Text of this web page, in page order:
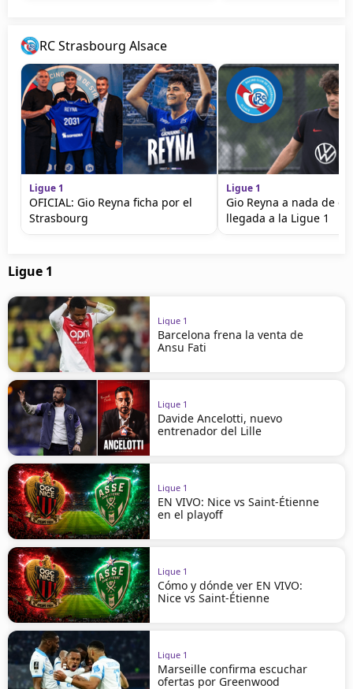
RC Strasbourg Alsace
Ligue 1
OFICIAL: Gio Reyna ficha por el
Strasbourg
Ligue 1
Gio Reyna a nada de
llegada a la Ligue 1
Ligue 1
Ligue 1
Barcelona frena la venta de
Ansu Fati
Ligue 1
Davide Ancelotti, nuevo
entrenador del Lille
Ligue 1
EN VIVO: Nice vs Saint-Étienne
en el playoff
Ligue 1
Cómo y dónde ver EN VIVO:
Nice vs Saint-Étienne
Ligue 1
Marseille confirma escuchar
ofertas por Greenwood